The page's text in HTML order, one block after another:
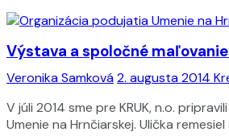
Veronika Samková2. augusta 2014
Výstava a spoločné
V júli 2014 sme pre KRUK, n.o.
Umenie na Hrnčiarskej. Ulička